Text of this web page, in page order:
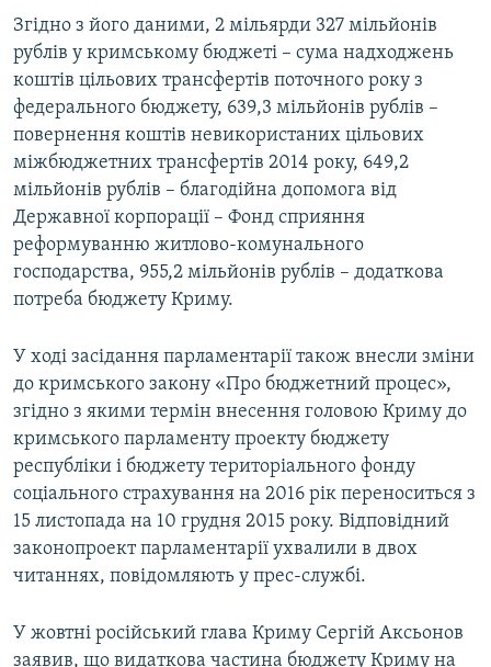
Згідно з його даними, 2 мільярди 327 мільйонів
рублів у кримському бюджеті – сума надходжень
коштів цільових трансфертів поточного року з
федерального бюджету, 639,3 мільйонів рублів –
повернення коштів невикористаних цільових
міжбюджетних трансфертів 2014 року, 649,2
мільйонів рублів – благодійна допомога від
Державної корпорації – Фонд сприяння
реформуванню житлово-комунального
господарства, 955,2 мільйонів рублів – додаткова
потреба бюджету Криму.
У ході засідання парламентарії також внесли зміни
до кримського закону «Про бюджетний процес»,
згідно з якими термін внесення головою Криму до
кримського парламенту проекту бюджету
республіки і бюджету територіального фонду
соціального страхування на 2016 рік переноситься з
15 листопада на 10 грудня 2015 року. Відповідний
законопроект парламентарії ухвалили в двох
читаннях, повідомляють у прес-службі.
У жовтні російський глава Криму Сергій Аксьонов
заявив, що видаткова частина бюджету Криму на